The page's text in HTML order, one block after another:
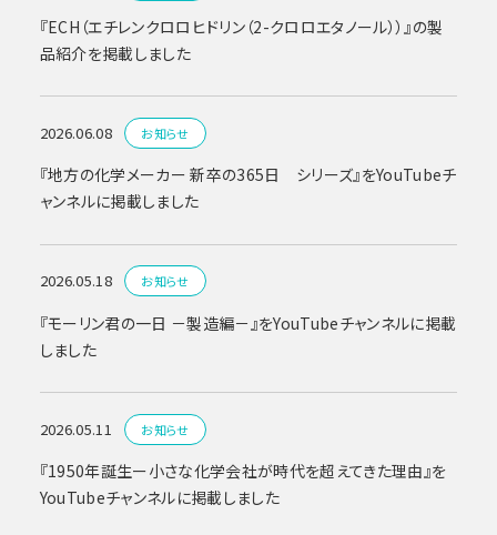
『ECH（エチレンクロロヒドリン（2-クロロエタノール））』の製
品紹介を掲載しました
2026.06.08 お知らせ
『地方の化学メーカー 新卒の365日 シリーズ』をYouTubeチ
ャンネルに掲載しました
2026.05.18 お知らせ
『モーリン君の一日 －製造編－』をYouTubeチャンネルに掲載
しました
2026.05.11 お知らせ
『1950年誕生ー小さな化学会社が時代を超えてきた理由』を
YouTubeチャンネルに掲載しました